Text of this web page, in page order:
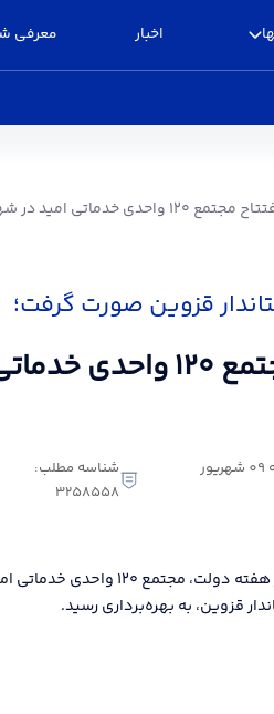
اخبار معرفی
مجتمع ۱۲۰ واحدی خدماتی امید در شهر مهرگان
قزوین صورت گرفت؛
افتتاح مجتمع ۱۲۰
یک‌شنبه 09 شهریور
شناسه مطلب:
3258558
در هفتمین روز از هفته دولت،
قزوین، به بهره‌برداری رسید.